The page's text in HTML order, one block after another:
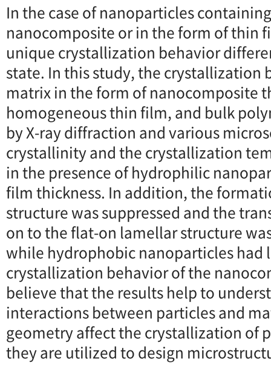
In the case of nanoparticles
nanocomposite or in the form of thin
unique crystallization behavior
state. In this study, the crystallization
matrix in the form of nanocomposite
homogeneous thin film, and bulk
by X-ray diffraction and various
crystallinity and the crystallization
in the presence of hydrophilic
film thickness. In addition, the
structure was suppressed and the
on to the flat-on lamellar structure
while hydrophobic nanoparticles had
crystallization behavior of the
believe that the results help to
interactions between particles and
geometry affect the crystallization of
they are utilized to design